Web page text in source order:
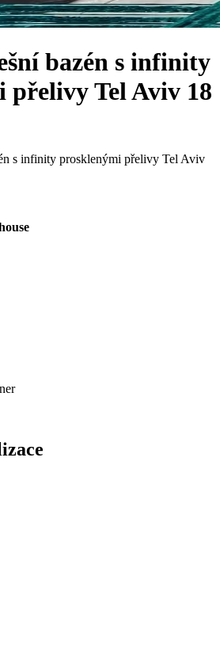
bazén s infinity
přelivy Tel Aviv 18
s infinity prosklenými přelivy Tel Aviv